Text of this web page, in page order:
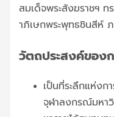
สมเด็จพระสังฆราชฯ ท
าภิเษกพระพุทธชินสีห์
วัตถประสงค์ของ
เป็นที่ระลึกแห่ง
จุฬาลงกรณ์มหา